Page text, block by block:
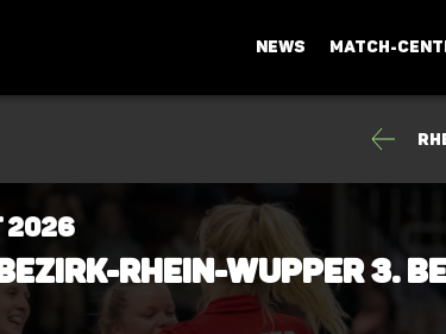
NEWS MATCH-
2026
Rhein-Wupper 3.